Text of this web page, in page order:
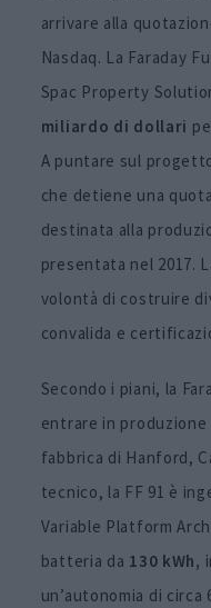
arrivare alla
Nasdaq. La Faraday
Spac Property
miliardo di dollari
A puntare sul
che detiene una
destinata alla
presentata nel 2017.
volontà di costruire
convalida e
Secondo i piani, la
entrare in
fabbrica di Hanford,
tecnico, la FF 91 è
Variable Platform
batteria da 130 kWh,
un’autonomia di